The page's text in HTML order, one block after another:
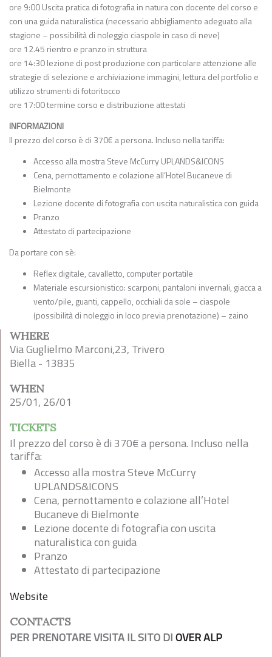
ore 9:00 Uscita pratica di fotografia in natura con docente del corso e
con una guida naturalistica (necessario abbigliamento adeguato alla
stagione – possibilità di noleggio ciaspole in caso di neve)
ore 12.45 rientro e pranzo in struttura
ore 14:30 lezione di post produzione con particolare attenzione alle
strategie di selezione e archiviazione immagini, lettura del portfolio e
utilizzo strumenti di fotoritocco
ore 17:00 termine corso e distribuzione attestati
INFORMAZIONI
Il prezzo del corso è di 370€ a persona. Incluso nella tariffa:
Accesso alla mostra Steve McCurry UPLANDS&ICONS
Cena, pernottamento e colazione all’Hotel Bucaneve di
Bielmonte
Lezione docente di fotografia con uscita naturalistica con guida
Pranzo
Attestato di partecipazione
Da portare con sè:
Reflex digitale, cavalletto, computer portatile
Materiale escursionistico: scarponi, pantaloni invernali, giacca a
vento/pile, guanti, cappello, occhiali da sole – ciaspole
(possibilità di noleggio in loco previa prenotazione) – zaino
WHERE
Via Guglielmo Marconi,23, Trivero
Biella - 13835
WHEN
25/01, 26/01
TICKETS
Il prezzo del corso è di 370€ a persona. Incluso nella
tariffa:
Accesso alla mostra Steve McCurry
UPLANDS&ICONS
Cena, pernottamento e colazione all’Hotel
Bucaneve di Bielmonte
Lezione docente di fotografia con uscita
naturalistica con guida
Pranzo
Attestato di partecipazione
Website
CONTACTS
PER PRENOTARE VISITA IL SITO DIOVER ALP